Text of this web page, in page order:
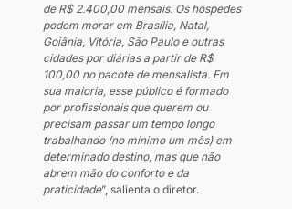
de R$ 2.400,00 mensais. Os hóspedes
podem morar em Brasília, Natal,
Goiânia, Vitória, São Paulo e outras
cidades por diárias a partir de R$
100,00 no pacote de mensalista. Em
sua maioria, esse público é formado
por profissionais que querem ou
precisam passar um tempo longo
trabalhando (no mínimo um mês) em
determinado destino, mas que não
abrem mão do conforto e da
praticidade”, salienta o diretor.